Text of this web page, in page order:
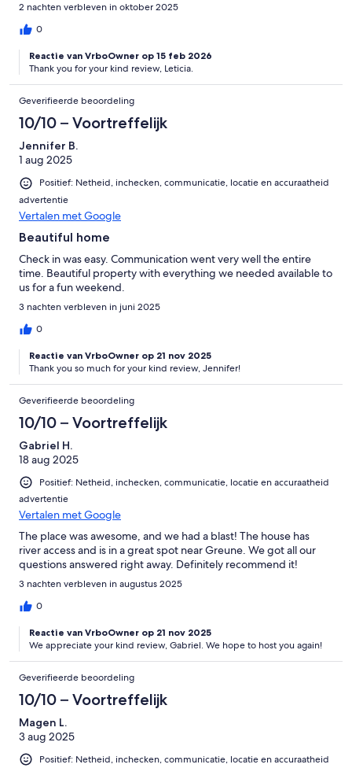
2 nachten verbleven in oktober 2025
0
Reactie van VrboOwner op 15 feb 2026
Thank you for your kind review, Leticia.
Geverifieerde beoordeling
10/10 – Voortreffelijk
Jennifer B.
1 aug 2025
Positief: Netheid, inchecken, communicatie, locatie en accuraatheid
advertentie
Vertalen met Google
Beautiful home
Check in was easy. Communication went very well the entire
time. Beautiful property with everything we needed available to
us for a fun weekend.
3 nachten verbleven in juni 2025
0
Reactie van VrboOwner op 21 nov 2025
Thank you so much for your kind review, Jennifer!
Geverifieerde beoordeling
10/10 – Voortreffelijk
Gabriel H.
18 aug 2025
Positief: Netheid, inchecken, communicatie, locatie en accuraatheid
advertentie
Vertalen met Google
The place was awesome, and we had a blast! The house has
river access and is in a great spot near Greune. We got all our
questions answered right away. Definitely recommend it!
3 nachten verbleven in augustus 2025
0
Reactie van VrboOwner op 21 nov 2025
We appreciate your kind review, Gabriel. We hope to host you again!
Geverifieerde beoordeling
10/10 – Voortreffelijk
Magen L.
3 aug 2025
Positief: Netheid, inchecken, communicatie, locatie en accuraatheid